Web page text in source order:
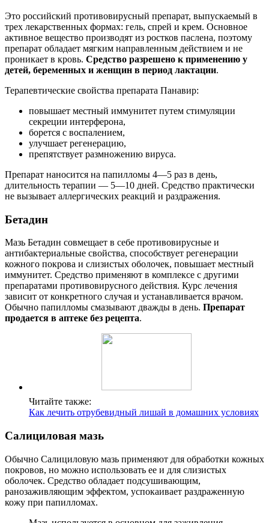
Это российский противовирусный препарат, выпускаемый в
трех лекарственных формах: гель, спрей и крем. Основное
активное вещество производят из ростков паслена, поэтому
препарат обладает мягким направленным действием и не
проникает в кровь. Средство разрешено к применению у
детей, беременных и женщин в период лактации.
Терапевтические свойства препарата Панавир:
повышает местный иммунитет путем стимуляции
секреции интерферона,
борется с воспалением,
улучшает регенерацию,
препятствует размножению вируса.
Препарат наносится на папилломы 4—5 раз в день,
длительность терапии — 5—10 дней. Средство практически
не вызывает аллергических реакций и раздражения.
Бетадин
Мазь Бетадин совмещает в себе противовирусные и
антибактериальные свойства, способствует регенерации
кожного покрова и слизистых оболочек, повышает местный
иммунитет. Средство применяют в комплексе с другими
препаратами противовирусного действия. Курс лечения
зависит от конкретного случая и устанавливается врачом.
Обычно папилломы смазывают дважды в день. Препарат
продается в аптеке без рецепта.
Читайте также:
Как лечить отрубевидный лишай в домашних условиях
Салициловая мазь
Обычно Салициловую мазь применяют для обработки кожных
покровов, но можно использовать ее и для слизистых
оболочек. Средство обладает подсушивающим,
ранозаживляющим эффектом, успокаивает раздраженную
кожу при папилломах.